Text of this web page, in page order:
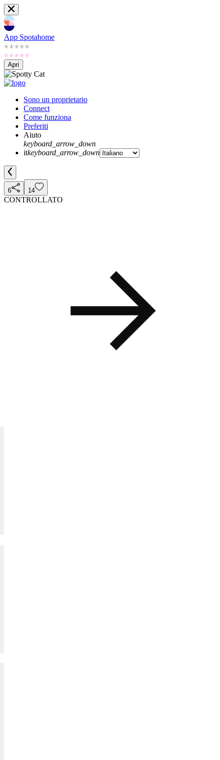
App Spotahome
Apri
Sono un proprietario
Connect
Come funziona
Preferiti
Aiuto
keyboard_arrow_down
itkeyboard_arrow_down
6 14
CONTROLLATO